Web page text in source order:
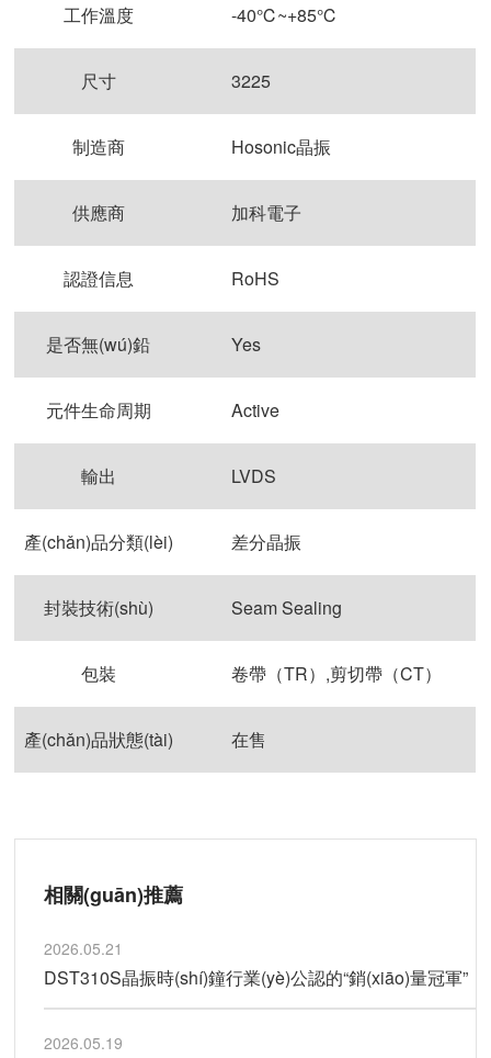
工作溫度 -40℃~+85℃
尺寸 3225
制造商 Hosonic晶振
供應商 加科電子
認證信息 RoHS
是否無(wú)鉛 Yes
元件生命周期 Active
輸出 LVDS
產(chǎn)品分類(lèi) 差分晶振
封裝技術(shù) Seam Sealing
包裝 卷帶（TR）,剪切帶（CT）
產(chǎn)品狀態(tài) 在售
相關(guān)推薦
2026.05.21
DST310S晶振時(shí)鐘行業(yè)公認的“銷(xiāo)量冠軍”
2026.05.19